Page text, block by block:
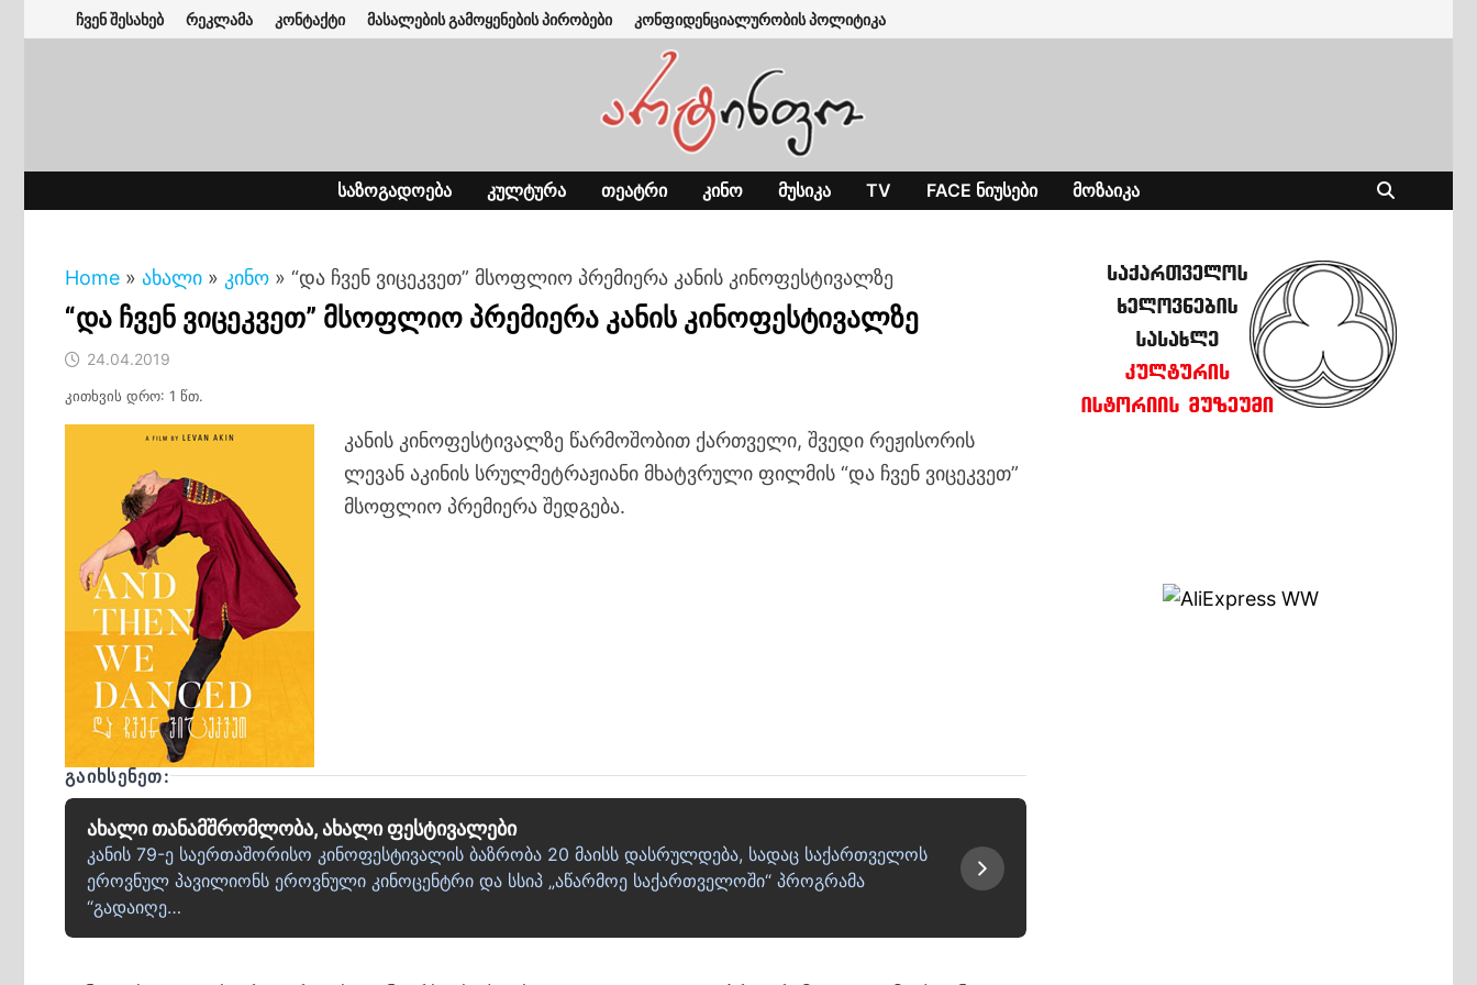
to
ჩვენ შესახებ რეკლამა კონტაქტი მასალების გამოყენების პირობები კონფიდენციალურობის პოლიტიკა
ᲡᲐᲖᲝᲒᲐᲓᲝᲔᲑᲐ ᲙᲣᲚᲢᲣᲠᲐ ᲗᲔᲐᲢᲠᲘ ᲙᲘᲜᲝ ᲛᲣᲡᲘᲙᲐ TV FACE ᲜᲘᲣᲡᲔᲑᲘ ᲛᲝᲖᲐᲘᲙᲐ
Home » ახალი » კინო » “და ჩვენ ვიცეკვეთ” მსოფლიო პრემიერა კანის კინოფესტივალზე
“და ჩვენ ვიცეკვეთ” მსოფლიო პრემიერა კანის კინოფესტივალზე
24.04.2019
კითხვის დრო: 1 წთ.
კანის კინოფესტივალზე წარმოშობით ქართველი, შვედი რეჟისორის
ლევან აკინის სრულმეტრაჟიანი მხატვრული ფილმის “და ჩვენ ვიცეკვეთ”
მსოფლიო პრემიერა შედგება.
ᲒᲐᲘᲮᲡᲔᲜᲔᲗ:
ახალი თანამშრომლობა, ახალი ფესტივალები
კანის 79-ე საერთაშორისო კინოფესტივალის ბაზრობა 20 მაისს დასრულდება, სადაც საქართველოს
ეროვნულ პავილიონს ეროვნული კინოცენტრი და სსიპ „აწარმოე საქართველოში“ პროგრამა
“გადაიღე…